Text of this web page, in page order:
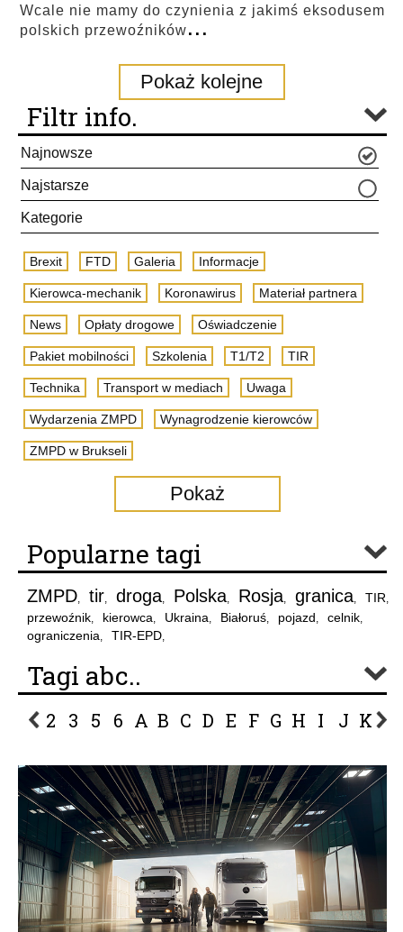
Wcale nie mamy do czynienia z jakimś eksodusem
polskich przewoźników...
Pokaż kolejne
Filtr info.
Najnowsze
Najstarsze
Kategorie
Brexit FTD Galeria Informacje
Kierowca-mechanik Koronawirus Materiał partnera
News Opłaty drogowe Oświadczenie
Pakiet mobilności Szkolenia T1/T2 TIR
Technika Transport w mediach Uwaga
Wydarzenia ZMPD Wynagrodzenie kierowców
ZMPD w Brukseli
Pokaż
Popularne tagi
ZMPD, tir, droga, Polska, Rosja, granica, TIR,
przewoźnik, kierowca, Ukraina, Białoruś, pojazd, celnik,
ograniczenia, TIR-EPD,
Tagi abc..
2 3 5 6 A B C D E F G H I J K L